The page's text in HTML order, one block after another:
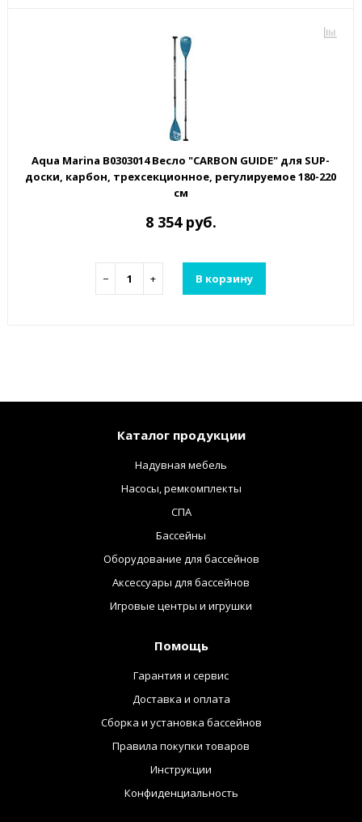
Aqua Marina B0303014 Весло "CARBON GUIDE" для SUP-
доски, карбон, трехсекционное, регулируемое 180-220
см
8 354 руб.
− + В корзину
Каталог продукции
Надувная мебель
Насосы, ремкомплекты
СПА
Бассейны
Оборудование для бассейнов
Аксессуары для бассейнов
Игровые центры и игрушки
Помощь
Гарантия и сервис
Доставка и оплата
Сборка и установка бассейнов
Правила покупки товаров
Инструкции
Конфиденциальность